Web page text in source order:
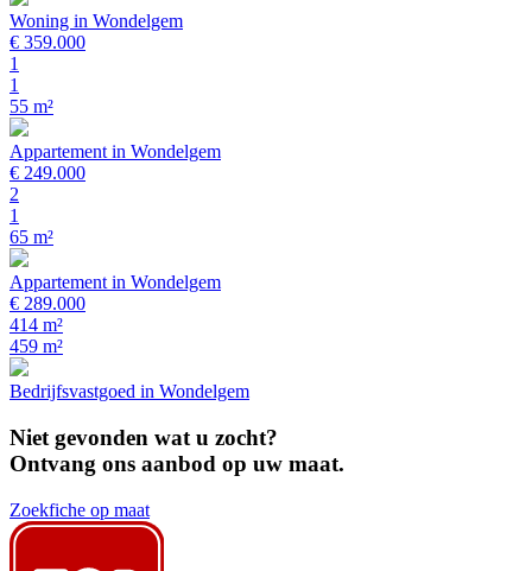
Woning in Wondelgem
€ 359.000
1
1
55 m²
Appartement in Wondelgem
€ 249.000
2
1
65 m²
Appartement in Wondelgem
€ 289.000
414 m²
459 m²
Bedrijfsvastgoed in Wondelgem
Niet gevonden wat u zocht?
Ontvang ons aanbod op uw maat.
Zoekfiche op maat